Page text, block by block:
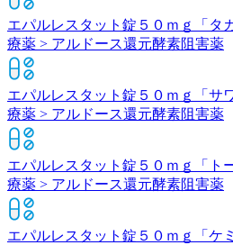
エパルレスタット錠５０ｍｇ「タ
療薬 > アルドース還元酵素阻害薬
エパルレスタット錠５０ｍｇ「サ
療薬 > アルドース還元酵素阻害薬
エパルレスタット錠５０ｍｇ「ト
療薬 > アルドース還元酵素阻害薬
エパルレスタット錠５０ｍｇ「ケ